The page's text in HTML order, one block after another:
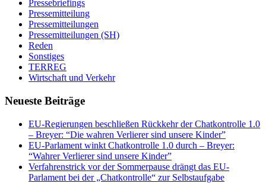
Pressebriefings
Pressemitteilung
Pressemitteilungen
Pressemitteilungen (SH)
Reden
Sonstiges
TERREG
Wirtschaft und Verkehr
Neueste Beiträge
EU-Regierungen beschließen Rückkehr der Chatkontrolle 1.0
– Breyer: “Die wahren Verlierer sind unsere Kinder”
EU-Parlament winkt Chatkontrolle 1.0 durch – Breyer:
“Wahrer Verlierer sind unsere Kinder”
Verfahrenstrick vor der Sommerpause drängt das EU-
Parlament bei der „Chatkontrolle“ zur Selbstaufgabe